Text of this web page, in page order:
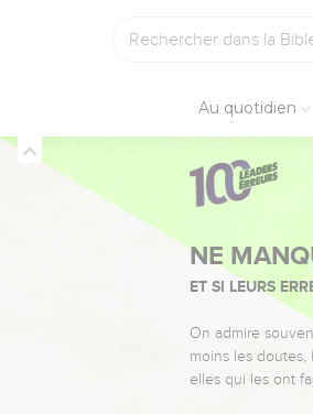
Au quotidien
NE
ET SI LEURS
On admire
moins les doutes,
elles qui les ont